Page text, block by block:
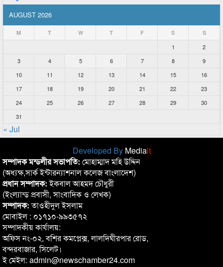
AUGUST 2026
M T W T F S S
1
2
3
4 5 6 7 8
9
10
11 12 13 14 15
16
17
18 19 20 21 22
23
24
25 26 27 28 29
30
31
« Jul
Developed By Mediait
সম্পাদক মন্ডলীর সভাপতি: মোহাম্মাদ মহি উদ্দিন
(অধ্যক্ষ,সার্ক ইন্টারন্যাশনাল কলেজ বাংলাদেশ)
প্রধান সম্পাদক:ইকবাল আহমদ চৌধুরী
(ইংল্যান্ড প্রবাসী, সাংবাদিক ও লেখক)
সম্পাদক:তাওহীদুল ইসলাম
মোবাইল : ০১৭১০-৯৯৩৫৭২
সম্পাদকীয় কার্যালয়:
অফিস নং-০২, বশির কমপ্লেক্স, লালদিঘীরপার রোড,
বন্দরবাজার, সিলেট।
ই মেইল: admin@newschamber24.com